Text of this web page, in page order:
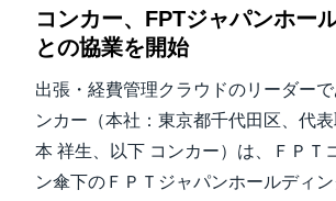
コンカー、FPTジャパンホー
との協業を開始
出張・経費管理クラウドのリーダー
ンカー（本社：東京都千代田区、代
本 祥生、以下 コンカー）は、ＦＰＴ
ン傘下のＦＰＴジャパンホールディ